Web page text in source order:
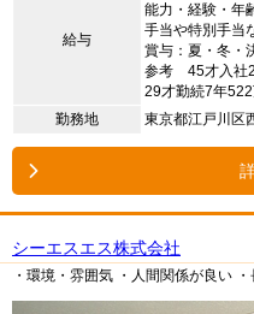
給与
能力・経験・年
手当や特別手当
賞与：夏・冬・
参考 45才入社
29才勤続7年
勤務地
東京都江戸川区
シーエスエス株式会社
・環境・雰囲気 ・人間関係が良い